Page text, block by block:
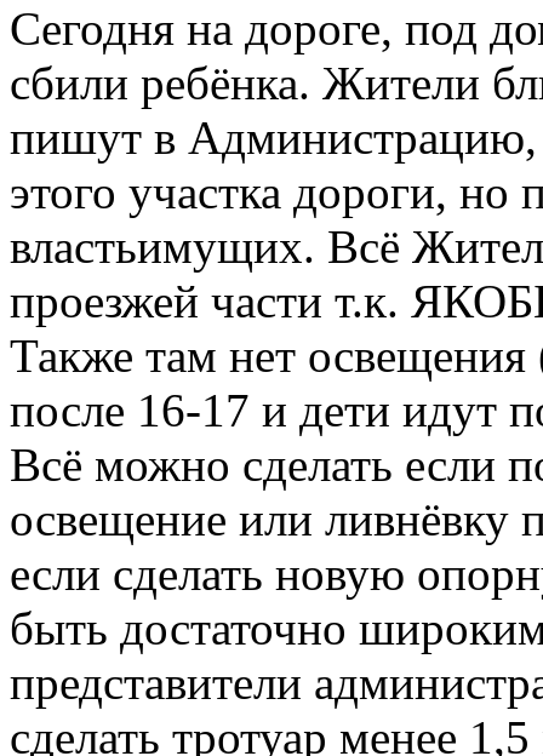
Сегодня на дороге, под
сбили ребёнка. Жители
пишут в
этого участка дороги, но
властьимущих. Всё
проезжей части т.к.
Также там нет освещения
после 16-17 и дети идут
Всё можно сделать если
освещение или ливнёвку
если сделать новую
быть достаточно
представители
сделать тротуар менее